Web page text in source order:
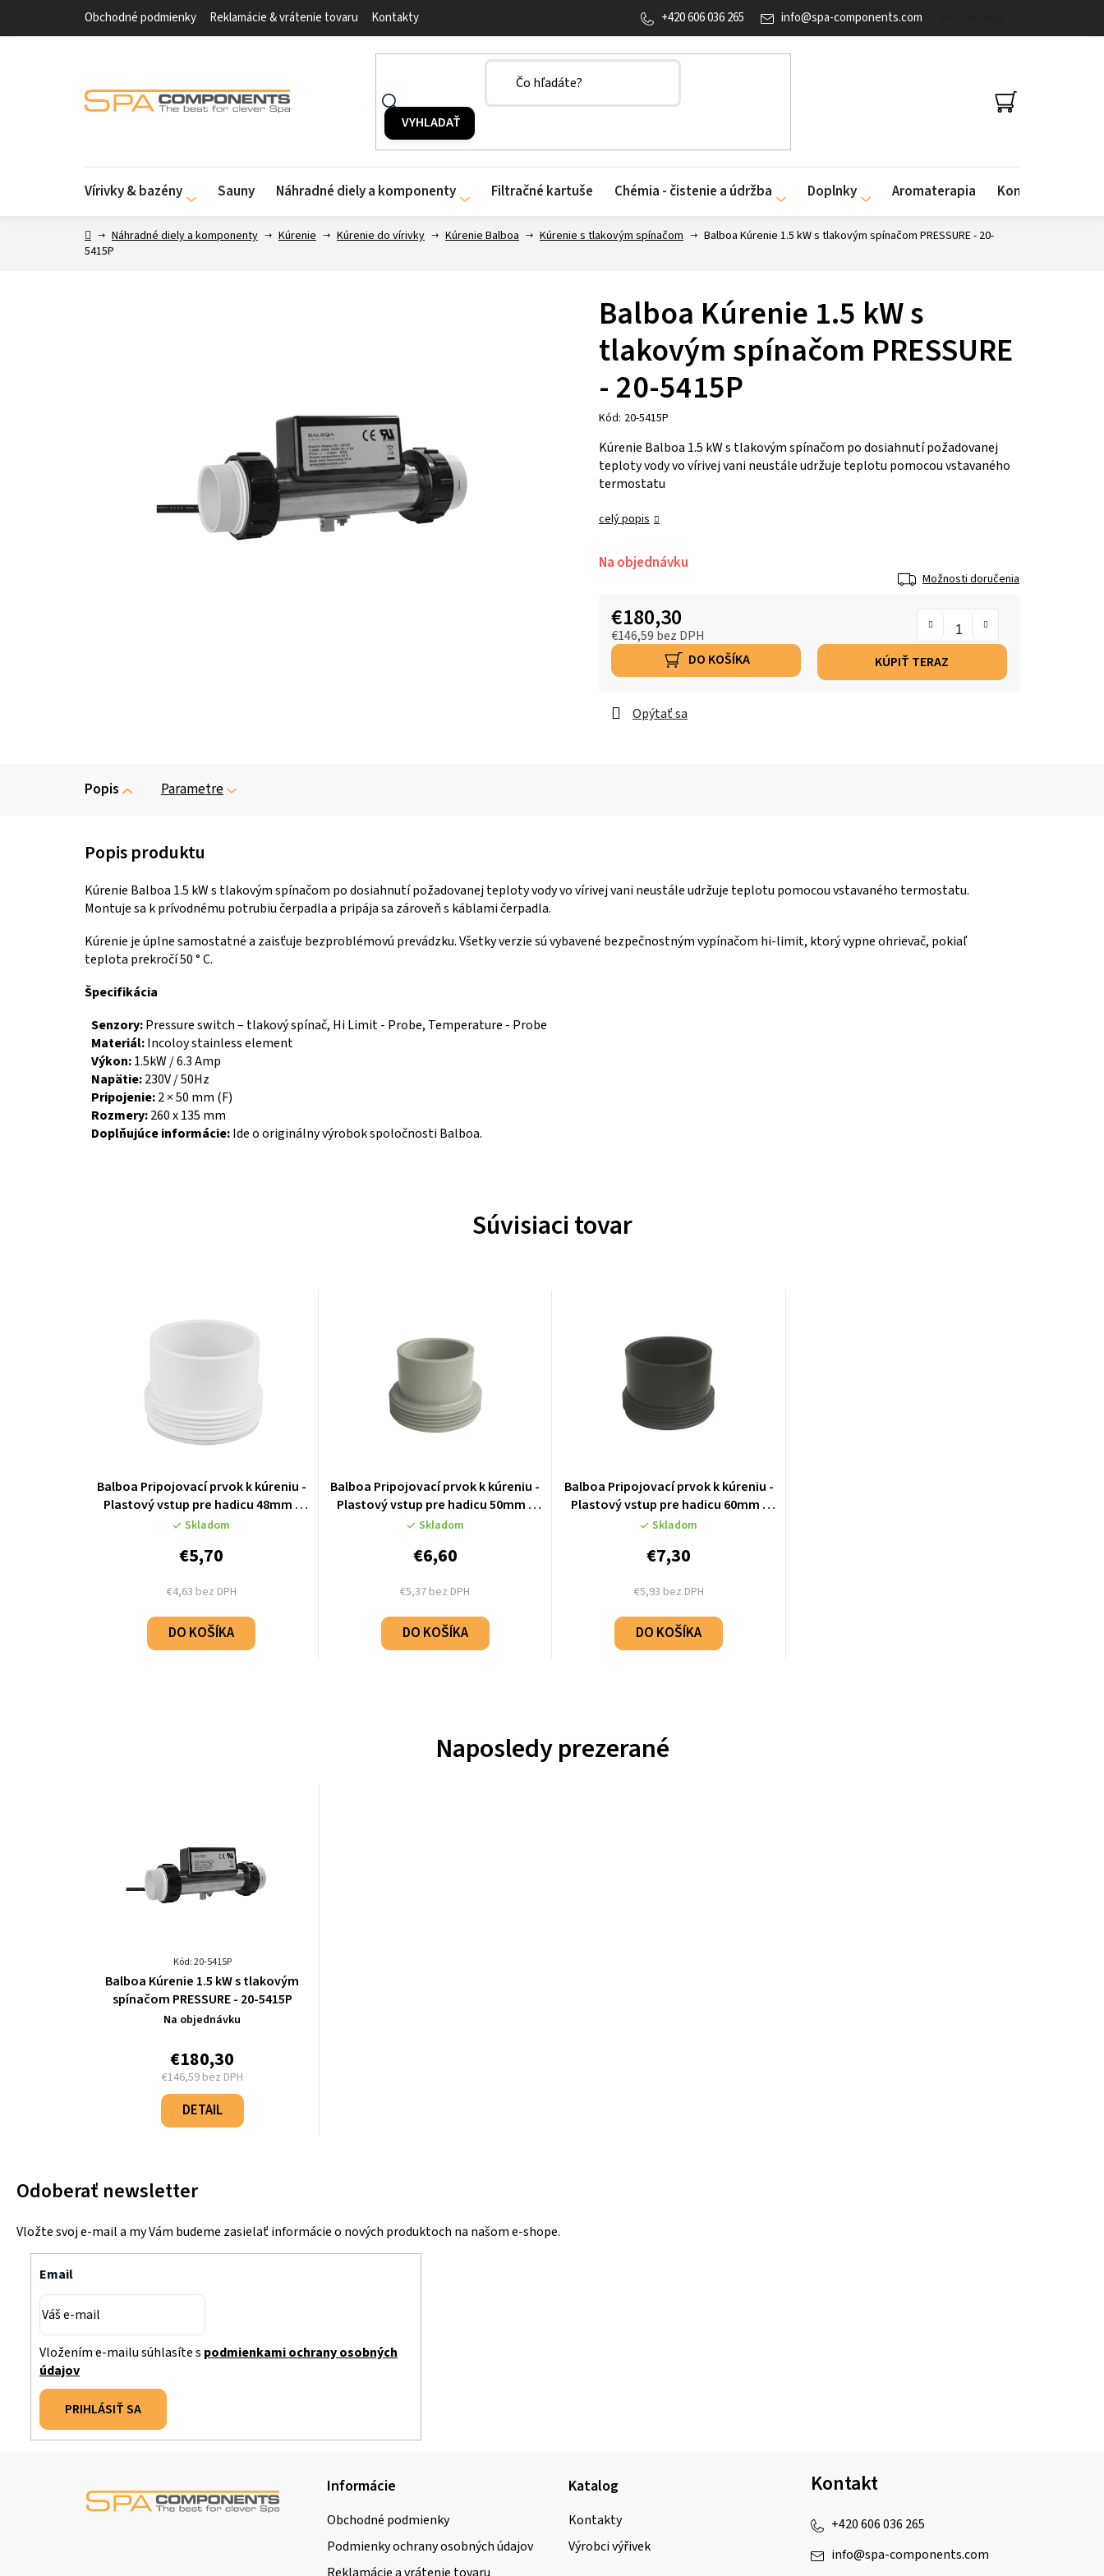
Obchodné podmienky Reklamácie & vrátenie tovaru Kontakty info@spa-components.com
+420 606 036 265
NÁKUPNÝ
KOŠÍK
Vírivky & bazény Sauny Náhradné diely a komponenty Filtračné kartuše Chémia - čistenie a údržba Doplnky Aromaterapia Kontakty
DomovNáhradné diely a komponenty Kúrenie Kúrenie do vírivky Kúrenie Balboa Kúrenie s tlakovým spínačom
Balboa Kúrenie 1.5 kW s tlakovým spínačom PRESSURE - 20-
5415P
Balboa Kúrenie 1.5 kW s
tlakovým spínačom PRESSURE
- 20-5415P
Kód: 20-5415P
Kúrenie Balboa 1.5 kW s tlakovým spínačom po dosiahnutí požadovanej
teploty vody vo vírivej vani neustále udržuje teplotu pomocou vstavaného
termostatu
celý popis
Na objednávku
Možnosti doručenia
€180,30
€146,59 bez DPH
DO KOŠÍKA
KÚPIŤ TERAZ
Opýtať sa
Popis Parametre
Kúrenie Balboa 1.5 kW s tlakovým spínačom po dosiahnutí požadovanej teploty vody vo vírivej vani neustále udržuje teplotu pomocou vstavaného termostatu.
Montuje sa k prívodnému potrubiu čerpadla a pripája sa zároveň s káblami čerpadla.
Kúrenie je úplne samostatné a zaisťuje bezproblémovú prevádzku. Všetky verzie sú vybavené bezpečnostným vypínačom hi-limit, ktorý vypne ohrievač, pokiaľ
teplota prekročí 50 ° C.
Špecifikácia
Senzory:Pressure switch – tlakový spínač, Hi Limit - Probe, Temperature - Probe
Materiál:Incoloy stainless element
Výkon:1.5kW / 6.3 Amp
Napätie:230V / 50Hz
Pripojenie:2 × 50 mm (F)
Rozmery:260 x 135 mm
Doplňujúce informácie:Ide o originálny výrobok spoločnosti Balboa.
Súvisiaci tovar
Balboa Pripojovací prvok k kúreniu -
Plastový vstup pre hadicu 48mm -
50084
Skladom
€4,63 bez DPH
€5,70
DO KOŠÍKA
Balboa Pripojovací prvok k kúreniu -
Plastový vstup pre hadicu 50mm -
50084M
Skladom
€5,37 bez DPH
€6,60
DO KOŠÍKA
Balboa Pripojovací prvok k kúreniu -
Plastový vstup pre hadicu 60mm -
50085
Skladom
€5,93 bez DPH
€7,30
DO KOŠÍKA
Naposledy prezerané
Kód: 20-5415P
Balboa Kúrenie 1.5 kW s tlakovým
spínačom PRESSURE - 20-5415P
Na objednávku
€180,30
€146,59 bez DPH
Jednotková
cena:
DETAIL
Odoberať newsletter
Vložte svoj e-mail a my Vám budeme zasielať informácie o nových produktoch na našom e-shope.
Email
Vložením e-mailu súhlasíte s podmienkami ochrany osobných
údajov
PRIHLÁSIŤ SA
Informácie
Obchodné podmienky
Podmienky ochrany osobných údajov
Katalog
Kontakty
Výrobci výřivek
Kontakt
info@spa-components.com
+420 606 036 265